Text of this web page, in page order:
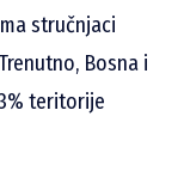
stručnjaci
Bosna i
teritorije